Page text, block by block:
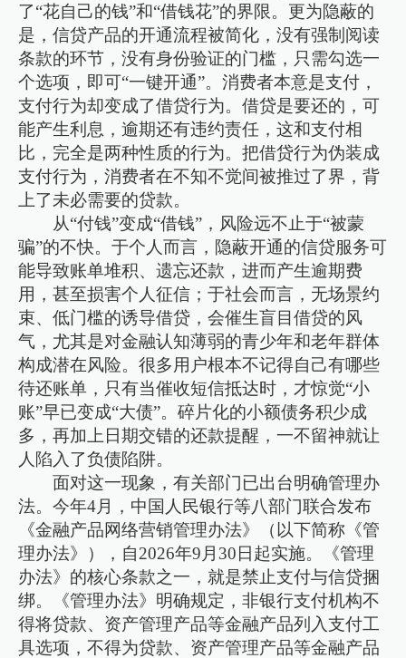
了“花自己的钱”和“借钱花”的界限。更为隐蔽的
是，信贷产品的开通流程被简化，没有强制阅读
条款的环节，没有身份验证的门槛，只需勾选一
个选项，即可“一键开通”。消费者本意是支付，
支付行为却变成了借贷行为。借贷是要还的，可
能产生利息，逾期还有违约责任，这和支付相
比，完全是两种性质的行为。把借贷行为伪装成
支付行为，消费者在不知不觉间被推过了界，背
上了未必需要的贷款。
从“付钱”变成“借钱”，风险远不止于“被蒙
骗”的不快。于个人而言，隐蔽开通的信贷服务可
能导致账单堆积、遗忘还款，进而产生逾期费
用，甚至损害个人征信；于社会而言，无场景约
束、低门槛的诱导借贷，会催生盲目借贷的风
气，尤其是对金融认知薄弱的青少年和老年群体
构成潜在风险。很多用户根本不记得自己有哪些
待还账单，只有当催收短信抵达时，才惊觉“小
账”早已变成“大债”。碎片化的小额债务积少成
多，再加上日期交错的还款提醒，一不留神就让
人陷入了负债陷阱。
面对这一现象，有关部门已出台明确管理办
法。今年4月，中国人民银行等八部门联合发布
《金融产品网络营销管理办法》（以下简称《管
理办法》），自2026年9月30日起实施。《管理
办法》的核心条款之一，就是禁止支付与信贷捆
绑。《管理办法》明确规定，非银行支付机构不
得将贷款、资产管理产品等金融产品列入支付工
具选项，不得为贷款、资产管理产品等金融产品